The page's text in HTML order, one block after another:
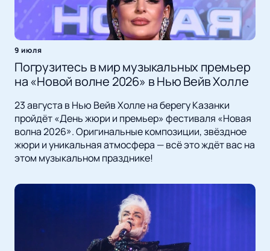
9 июля
Погрузитесь в мир музыкальных премьер
на «Новой волне 2026» в Нью Вейв Холле
23 августа в Нью Вейв Холле на берегу Казанки
пройдёт «День жюри и премьер» фестиваля «Новая
волна 2026». Оригинальные композиции, звёздное
жюри и уникальная атмосфера — всё это ждёт вас на
этом музыкальном празднике!